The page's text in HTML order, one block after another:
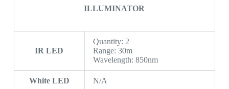
ILLUMINATOR
IR LED
Quantity: 2
Range: 30m
Wavelength: 850nm
White LED N/A